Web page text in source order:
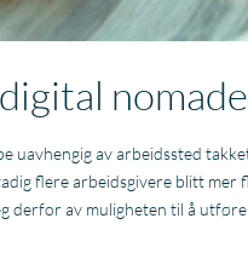
uavhengig av arbeidssted
flere arbeidsgivere blitt
derfor av muligheten til å